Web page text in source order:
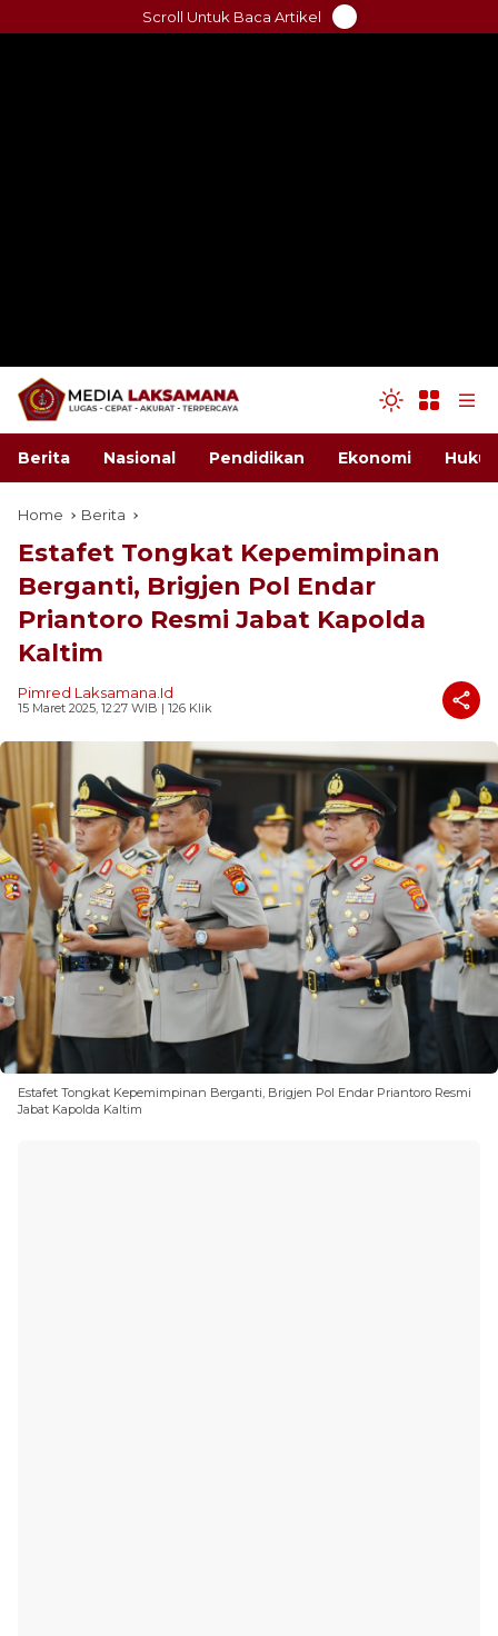
to
Scroll Untuk Baca Artikel
Berita Nasional Pendidikan Ekonomi
Home Berita
Estafet Tongkat Kepemimpinan
Berganti, Brigjen Pol Endar
Priantoro Resmi Jabat Kapolda
Kaltim
Pimred Laksamana.id
15 Maret 2025, 12:27 WIB | 126 Klik
Estafet Tongkat Kepemimpinan Berganti, Brigjen Pol Endar Priantoro Resmi
Jabat Kapolda Kaltim